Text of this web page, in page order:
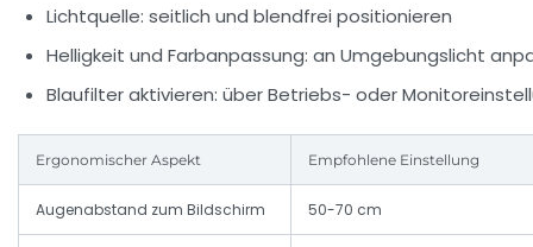
Lichtquelle: seitlich und blendfrei positionieren
Helligkeit und Farbanpassung: an Umgebungslicht
Blaufilter aktivieren: über Betriebs- oder
Ergonomischer Aspekt Empfohlene Einstellung
Augenabstand zum Bildschirm 50-70 cm